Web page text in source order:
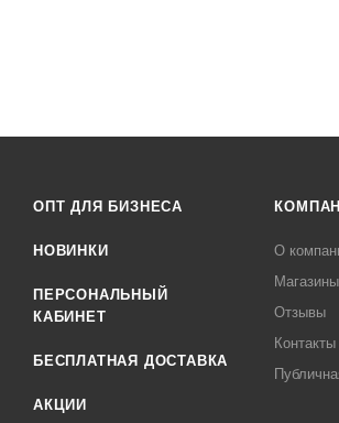
ОПТ ДЛЯ БИЗНЕСА
НОВИНКИ
ПЕРСОНАЛЬНЫЙ
КАБИНЕТ
БЕСПЛАТНАЯ ДОСТАВКА
АКЦИИ
О
Магазины
Отзывы
Контакты